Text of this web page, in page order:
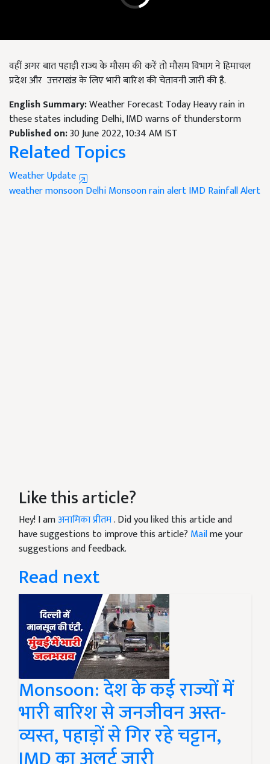
वहीं अगर बात पहाड़ी राज्य के मौसम की करें तो मौसम विभाग ने हिमाचल
प्रदेश और उत्तराखंड के लिए भारी बारिश की चेतावनी जारी की है.
English Summary:Weather Forecast Today Heavy rain in
these states including Delhi, IMD warns of thunderstorm
Published on:30 June 2022, 10:34 AM IST
Related Topics
Weather Update
weathermonsoonDelhi Monsoonrain alertIMD Rainfall Alert
Like this article?
Hey! I amअनामिका प्रीतम. Did you liked this article and
have suggestions to improve this article? Mailme your
suggestions and feedback.
Read next
Monsoon: देश के कई राज्यों में
भारी बारिश से जनजीवन अस्त-
व्यस्त, पहाड़ों से गिर रहे चट्टान,